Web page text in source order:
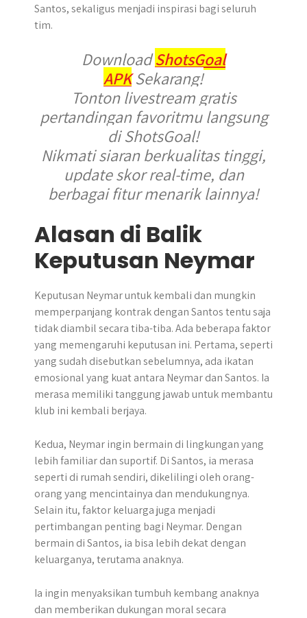
Santos, sekaligus menjadi inspirasi bagi seluruh
tim.
DownloadShotsGoal
APKSekarang!
Tonton livestream gratis
pertandingan favoritmu langsung
di ShotsGoal!
Nikmati siaran berkualitas tinggi,
update skor real-time, dan
berbagai fitur menarik lainnya!
Alasan di Balik
Keputusan Neymar
Keputusan Neymar untuk kembali dan mungkin
memperpanjang kontrak dengan Santos tentu saja
tidak diambil secara tiba-tiba. Ada beberapa faktor
yang memengaruhi keputusan ini. Pertama, seperti
yang sudah disebutkan sebelumnya, ada ikatan
emosional yang kuat antara Neymar dan Santos. Ia
merasa memiliki tanggung jawab untuk membantu
klub ini kembali berjaya.
Kedua, Neymar ingin bermain di lingkungan yang
lebih familiar dan suportif. Di Santos, ia merasa
seperti di rumah sendiri, dikelilingi oleh orang-
orang yang mencintainya dan mendukungnya.
Selain itu, faktor keluarga juga menjadi
pertimbangan penting bagi Neymar. Dengan
bermain di Santos, ia bisa lebih dekat dengan
keluarganya, terutama anaknya.
Ia ingin menyaksikan tumbuh kembang anaknya
dan memberikan dukungan moral secara